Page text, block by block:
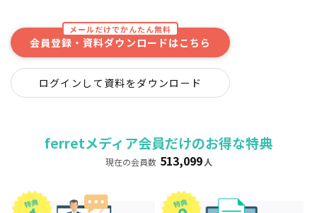
メールだけでかんたん無料
会員登録・資料ダウンロードはこちら
ログインして資料をダウンロード
ferretメディア会員だけのお得な特典
現在の会員数 513,099 人